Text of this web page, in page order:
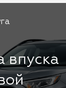
впуска